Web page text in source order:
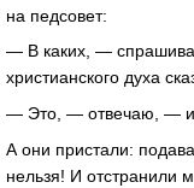
на педсовет:
— В каких, —
христианского духа
— Это, — отвечаю, — и
А они пристали:
нельзя! И отстранили